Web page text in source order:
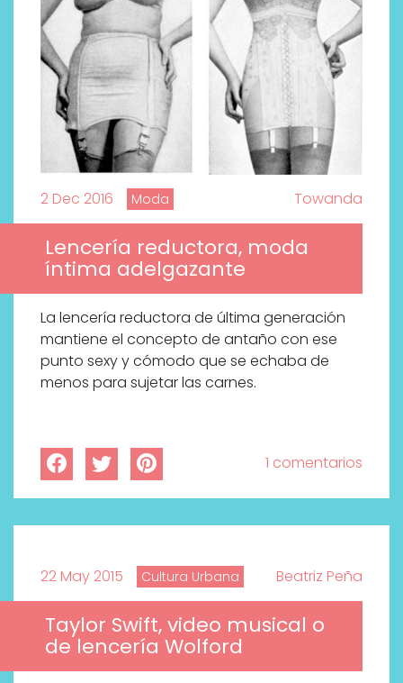
2 Dec 2016 Moda Towanda
Lencería reductora, moda
íntima adelgazante
La lencería reductora de última generación
mantiene el concepto de antaño con ese
punto sexy y cómodo que se echaba de
menos para sujetar las carnes.
1 comentarios
22 May 2015 Cultura Urbana Beatriz Peña
Taylor Swift, video musical o
de lencería Wolford